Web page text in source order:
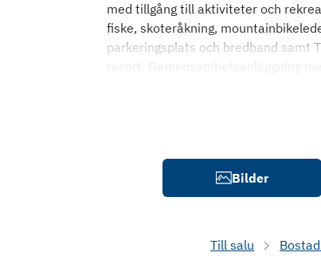
med tillgång till aktiviteter och
fiske, skoteråkning,
parkeringsplats och bredband samt
resort. Gemensamhetsanläggning
Bilder
Till salu